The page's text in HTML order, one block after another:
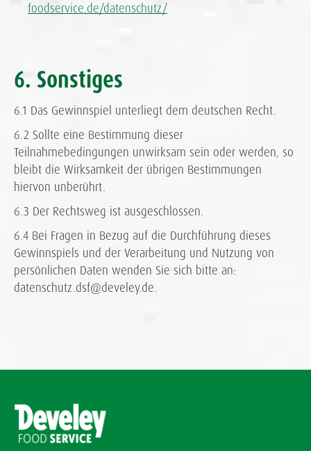
foodservice.de/datenschutz/
6. Sonstiges
6.1 Das Gewinnspiel unterliegt dem deutschen Recht.
6.2 Sollte eine Bestimmung dieser
Teilnahmebedingungen unwirksam sein oder werden, so
bleibt die Wirksamkeit der übrigen Bestimmungen
hiervon unberührt.
6.3 Der Rechtsweg ist ausgeschlossen.
6.4 Bei Fragen in Bezug auf die Durchführung dieses
Gewinnspiels und der Verarbeitung und Nutzung von
persönlichen Daten wenden Sie sich bitte an:
datenschutz.dsf@develey.de.